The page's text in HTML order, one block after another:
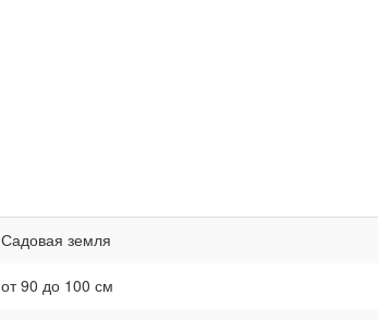
Садовая земля
от 90 до 100 см